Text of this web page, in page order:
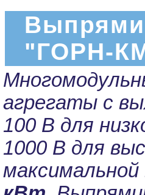
"ГОРН-
агрегаты с
100 В для
1000 В для